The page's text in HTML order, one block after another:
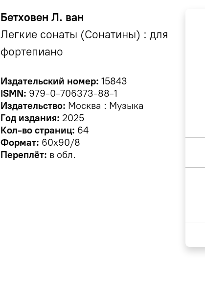
Бетховен Л. ван
Легкие сонаты (Сонатины) : для
фортепиано
Издательский номер: 15843
ISMN: 979-0-706373-88-1
Издательство: Москва : Музыка
Год издания: 2025
Кол-во страниц: 64
Формат: 60х90/8
Переплёт: в обл.